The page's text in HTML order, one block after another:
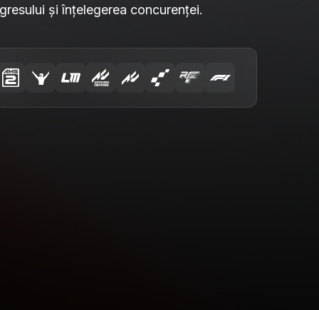
și înțelegerea concurenței.